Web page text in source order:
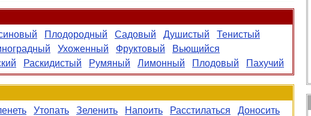
Плодородный Садовый Душистый
Тенистый
Ухоженный Фруктовый
Вьющийся
Раскидистый Румяный Лимонный Плодовый Пахучий
Утопать Зеленить Напоить Расстилаться
Доносить